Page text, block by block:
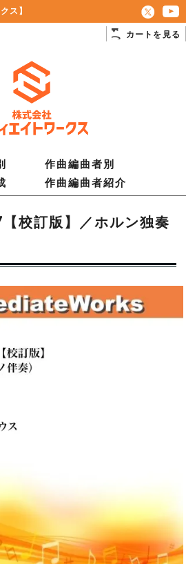
ス】
カートを見る
作曲編曲者別
作曲編曲者紹介
校訂版】／ホルン独奏